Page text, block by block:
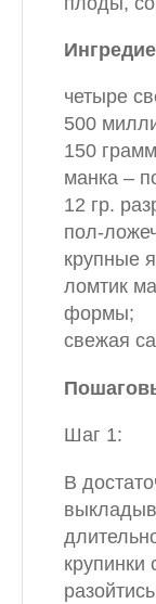
четыре
500
150
манка –
12 гр.
пол-
крупные
ломтик
формы;
свежая
Шаг 1:
В